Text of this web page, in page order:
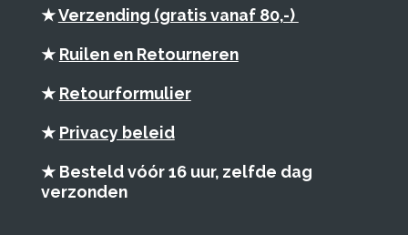
★Verzending (gratis vanaf 80,-)
★ Ruilen en Retourneren
★ Retourformulier
★ Privacy beleid
★ Besteld vóór 16 uur, zelfde dag
verzonden